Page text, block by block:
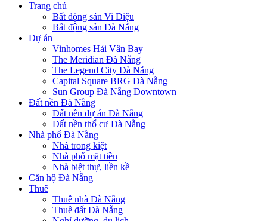
Trang chủ
Bất động sản Vi Diệu
Bất động sản Đà Nẵng
Dự án
Vinhomes Hải Vân Bay
The Meridian Đà Nẵng
The Legend City Đà Nẵng
Capital Square BRG Đà Nẵng
Sun Group Đà Nẵng Downtown
Đất nền Đà Nẵng
Đất nền dự án Đà Nẵng
Đất nền thổ cư Đà Nẵng
Nhà phố Đà Nẵng
Nhà trong kiệt
Nhà phố mặt tiền
Nhà biệt thự, liền kề
Căn hộ Đà Nẵng
Thuê
Thuê nhà Đà Nẵng
Thuê đất Đà Nẵng